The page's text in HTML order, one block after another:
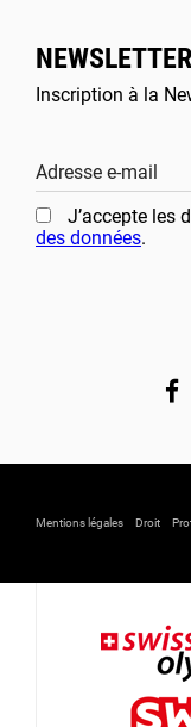
Inscription à la
Adresse e-mail
J’accepte les
des données.
Mentions légales Droit